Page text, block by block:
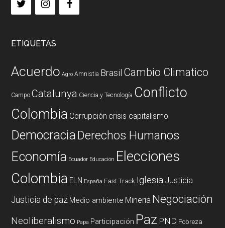
ETIQUETAS
Acuerdo Agro Amnistia Brasil Cambio Climatico
Campo Catalunya Ciencia y Tecnología Conflicto
Colombia Corrupción crisis capitalismo
DemocraciaDerechos Humanos
Economía Ecuador Educación Elecciones
Colombia ELN España Fast Track Iglesia Justicia
Justicia de paz Medio ambiente Mineria Negociación
Neoliberalismo Papa Participación Paz PND Pobreza